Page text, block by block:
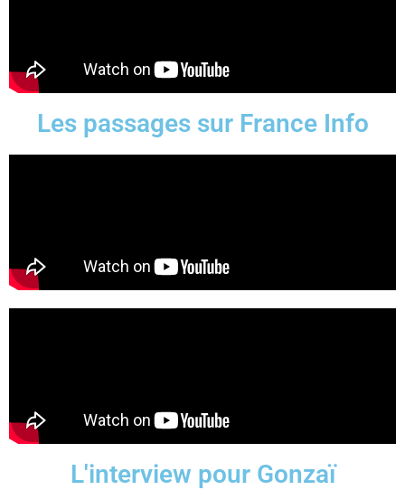
Les passages sur France Info
L'interview pour Gonzaï